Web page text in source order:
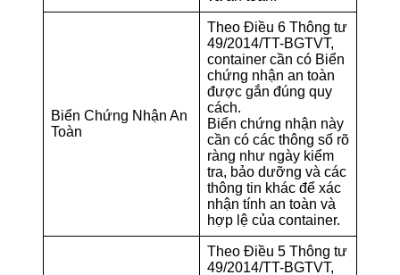
Biển Chứng Nhận An
Toàn
Theo Điều 6 Thông tư
49/2014/TT-BGTVT,
container cần có Biển
chứng nhận an toàn
được gắn đúng quy
cách.
Biển chứng nhận này
cần có các thông số rõ
ràng như ngày kiểm
tra, bảo dưỡng và các
thông tin khác để xác
nhận tính an toàn và
hợp lệ của container.
Theo Điều 5 Thông tư
49/2014/TT-BGTVT,